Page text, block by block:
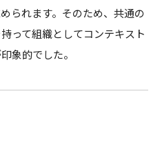
られます。そのため、共通の
って組織としてコンテキスト
象的でした。